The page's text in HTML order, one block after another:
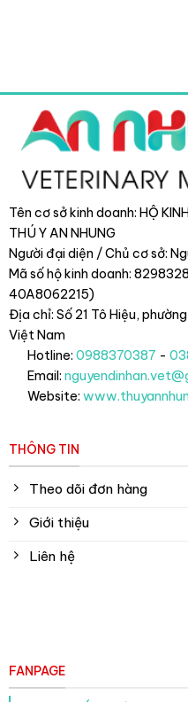
Tên cơ sở kinh doanh: HỘ
THÚ Y AN NHUNG
Người đại diện / Chủ cơ sở:
Mã số hộ kinh doanh:
40A8062215)
Địa chỉ: Số 21 Tô Hiệu,
Việt Nam
Hotline: 0988370387 -
Email:
Website:
THÔNG TIN
Theo dõi đơn hàng
Giới thiệu
Liên hệ
FANPAGE